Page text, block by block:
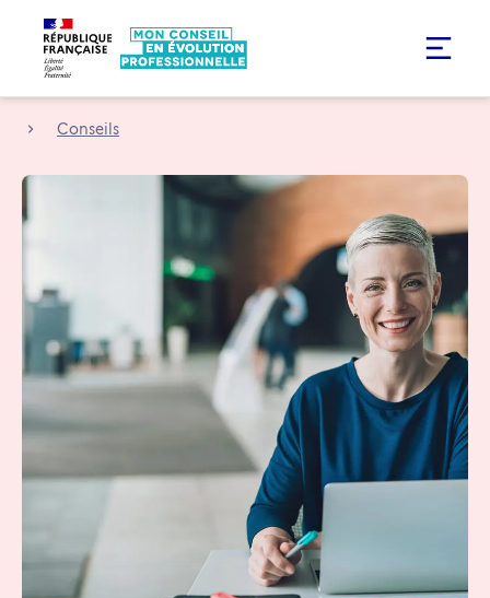
Conseils